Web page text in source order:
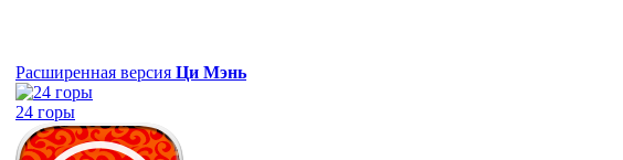
Расширенная версия Ци Мэнь
24 горы